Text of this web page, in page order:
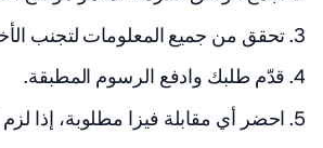
تحقق من جميع المعلومات لتجنب
قدّم طلبك وادفع الرسوم المطبقة.
احضر أي مقابلة فيزا مطلوبة، إذا لزم